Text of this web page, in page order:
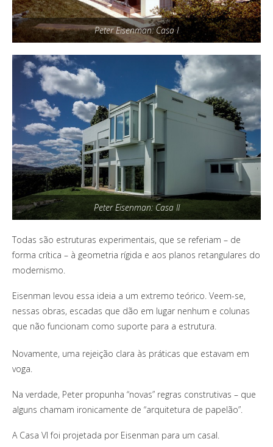
Peter Eisenman: Casa I
Peter Eisenman: Casa II
Todas são estruturas experimentais, que se referiam – de
forma crítica – à geometria rígida e aos planos retangulares do
modernismo.
Eisenman levou essa ideia a um extremo teórico. Veem-se,
nessas obras, escadas que dão em lugar nenhum e colunas
que não funcionam como suporte para a estrutura.
Novamente, uma rejeição clara às práticas que estavam em
voga.
Na verdade, Peter propunha “novas” regras construtivas – que
alguns chamam ironicamente de “arquitetura de papelão”.
A Casa VI foi projetada por Eisenman para um casal.